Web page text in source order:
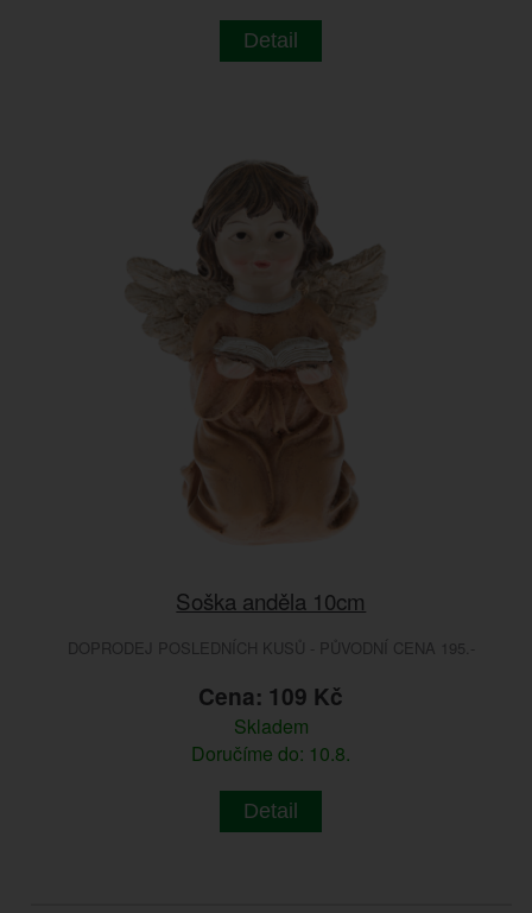
Detail
Soška anděla 10cm
DOPRODEJ POSLEDNÍCH KUSŮ - PŮVODNÍ CENA 195.-
Cena: 109 Kč
Skladem
Doručíme do: 10.8.
Detail